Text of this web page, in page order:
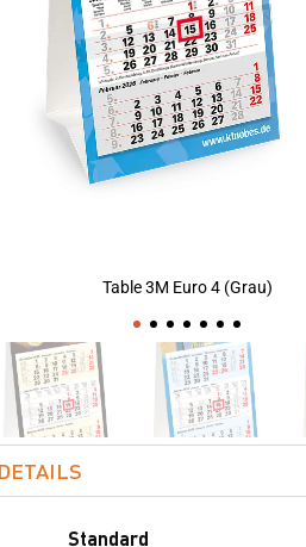
Table 3M Euro 4 (Grau)
Standard